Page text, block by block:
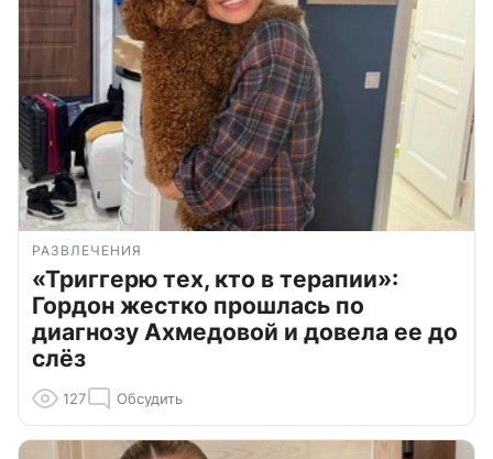
РАЗВЛЕЧЕНИЯ
«Триггерю тех, кто в терапии»:
Гордон жестко прошлась по
диагнозу Ахмедовой и довела ее до
слёз
127 Обсудить